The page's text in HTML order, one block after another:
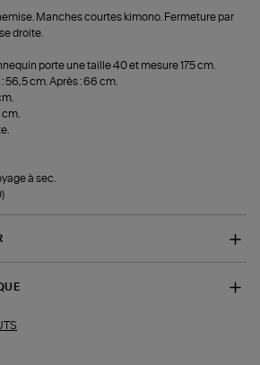
Manches courtes kimono. Fermeture par
droite.
porte une taille 40 et mesure 175 cm.
56,5 cm. Après : 66 cm.
à sec.